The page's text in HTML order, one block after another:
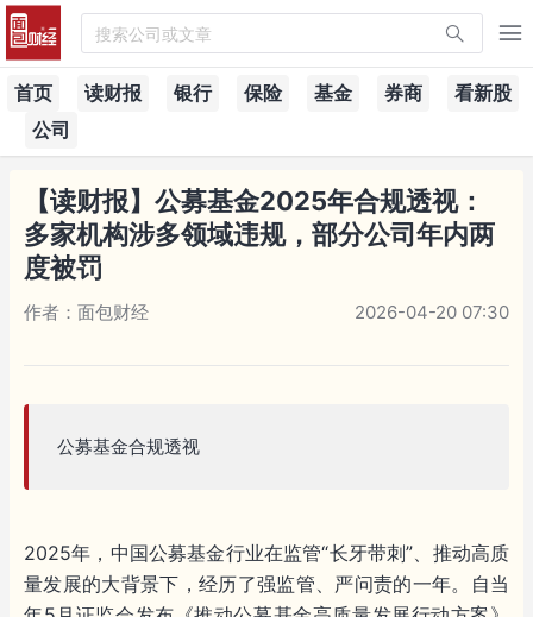
搜索公司或文章
首页 读财报 银行 保险 基金 券商
看新股
公司
【读财报】公募基金2025年合规透视：
多家机构涉多领域违规，部分公司年内两
度被罚
作者：面包财经 2026-04-20 07:30
公募基金合规透视
2025年，中国公募基金行业在监管“长牙带刺”、推动高质
量发展的大背景下，经历了强监管、严问责的一年。自当